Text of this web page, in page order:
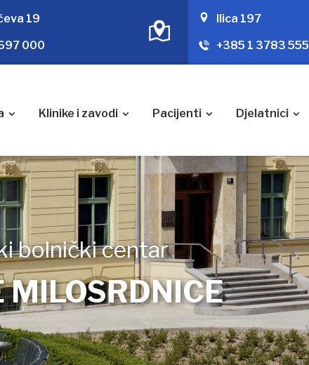
19
000
Ilica 197
+385 1 3783 555
Klinike i zavodi Pacijenti Djelatnici
bolnički centar
MILOSRDNICE